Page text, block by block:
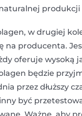
produkcji
w drugiej
na producenta.
oferuje wysoką
będzie
przez dłuższy
być